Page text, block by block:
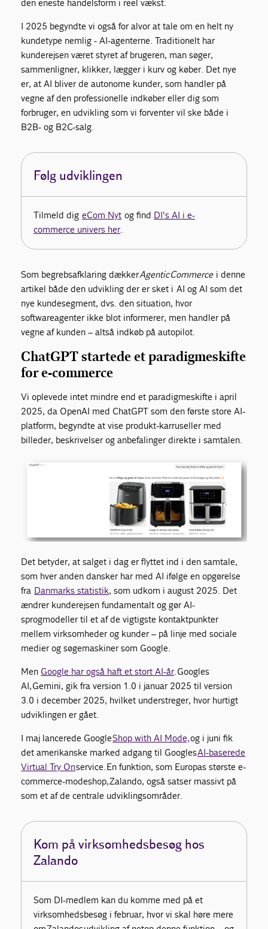
den eneste handelsform i reel vækst.
I 2025 begyndte vi også for alvor at tale om en helt ny
kundetype nemlig - AI-agenterne. Traditionelt har
kunderejsen været styret af brugeren, man søger,
sammenligner, klikker, lægger i kurv og køber. Det nye
er, at AI bliver de autonome kunder, som handler på
vegne af den professionelle indkøber eller dig som
forbruger, en udvikling som vi forventer vil ske både i
B2B- og B2C-salg.
Følg udviklingen
Tilmeld digeCom Nyt og find DI's AI i e-
commerce univers her.
Som begrebsafklaring dækkerAgentic Commercei denne
artikel både den udvikling der er sket i AI og AI som det
nye kundesegment, dvs. den situation, hvor
softwareagenter ikke blot informerer, men handler på
vegne af kunden – altså indkøb på autopilot.
ChatGPT startede et paradigmeskifte
for e-commerce
Vi oplevede intet mindre end et paradigmeskifte i april
2025, da OpenAI med ChatGPT som den første store AI-
platform, begyndte at vise produkt-karruseller med
billeder, beskrivelser og anbefalinger direkte i samtalen.
Det betyder, at salget i dag er flyttet ind i den samtale,
som hver anden dansker har med AI ifølge en opgørelse
fra Danmarks statistik, som udkom i august 2025. Det
ændrer kunderejsen fundamentalt og gør AI-
sprogmodeller til et af de vigtigste kontaktpunkter
mellem virksomheder og kunder – på linje med sociale
medier og søgemaskiner som Google.
Men Google har også haft et stort AI-år.Googles
AI,Gemini, gik fra version 1.0 i januar 2025 til version
3.0 i december 2025, hvilket understreger, hvor hurtigt
udviklingen er gået.
I maj lancerede GoogleShop with AI Mode,og i juni fik
det amerikanske marked adgang til GooglesAI-baserede
Virtual Try Onservice.En funktion, som Europas største e-
commerce-modeshop,Zalando, også satser massivt på
som et af de centrale udviklingsområder.
Kom på virksomhedsbesøg hos
Zalando
Som DI-medlem kan du komme med på et
virksomhedsbesøg i februar, hvor vi skal høre mere